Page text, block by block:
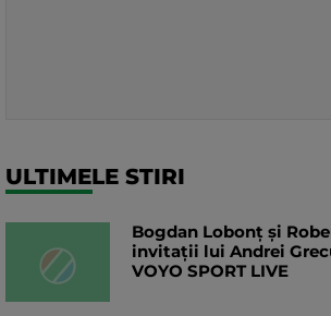
ULTIMELE STIRI
Bogdan Lobonț și
invitații lui Andrei
VOYO SPORT LIVE